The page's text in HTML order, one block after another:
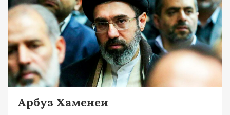
Арбуз Хаменеи